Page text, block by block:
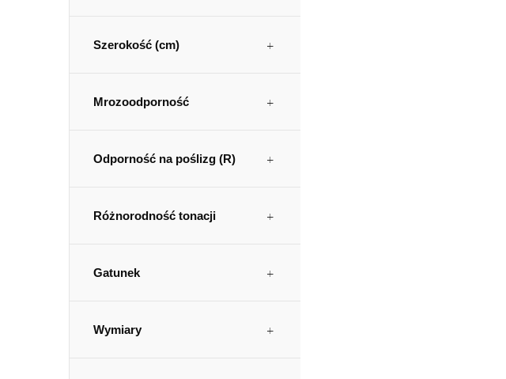
Szerokość (cm)
Mrozoodporność
Odporność na poślizg (R)
Różnorodność tonacji
Gatunek
Wymiary